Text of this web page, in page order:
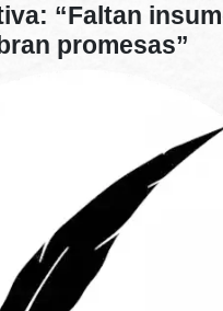
“Faltan
promesas”